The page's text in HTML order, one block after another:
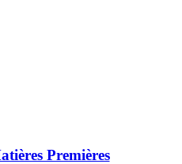
Premières